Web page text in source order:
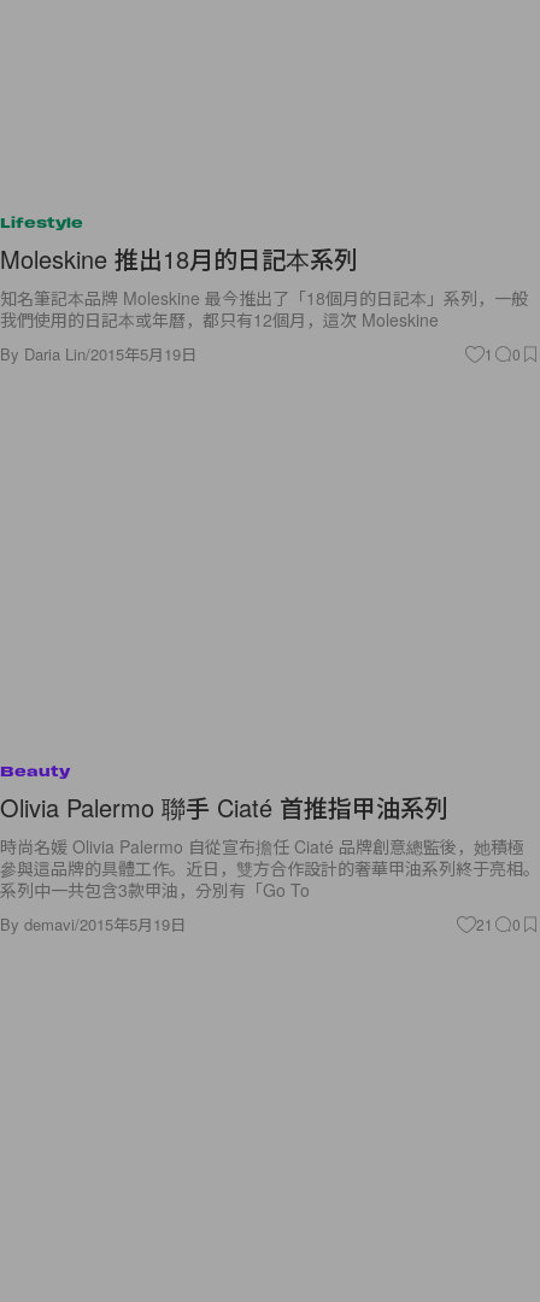
Lifestyle
Moleskine 推出18月的日記本系列
知名筆記本品牌 Moleskine 最今推出了「18個月的日記本」系列，一般
我們使用的日記本或年曆，都只有12個月，這次 Moleskine
By Daria Lin/2015年5月19日 1 0
Beauty
Olivia Palermo 聯手 Ciaté 首推指甲油系列
時尚名媛 Olivia Palermo 自從宣布擔任 Ciaté 品牌創意總監後，她積極
參與這品牌的具體工作。近日，雙方合作設計的奢華甲油系列終于亮相。
系列中一共包含3款甲油，分別有「Go To
By demavi/2015年5月19日 21 0